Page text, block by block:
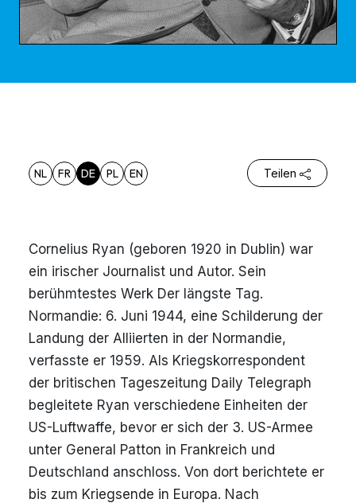
NL FR DE PL EN Teilen
Cornelius Ryan (geboren 1920 in Dublin) war
ein irischer Journalist und Autor. Sein
berühmtestes Werk Der längste Tag.
Normandie: 6. Juni 1944, eine Schilderung der
Landung der Alliierten in der Normandie,
verfasste er 1959. Als Kriegskorrespondent
der britischen Tageszeitung Daily Telegraph
begleitete Ryan verschiedene Einheiten der
US-Luftwaffe, bevor er sich der 3. US-Armee
unter General Patton in Frankreich und
Deutschland anschloss. Von dort berichtete er
bis zum Kriegsende in Europa. Nach